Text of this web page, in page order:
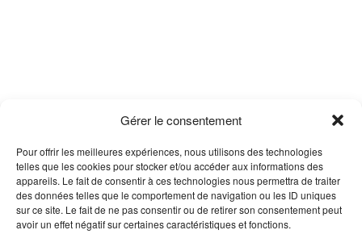
Gérer le consentement
Pour offrir les meilleures expériences, nous utilisons des technologies
telles que les cookies pour stocker et/ou accéder aux informations des
appareils. Le fait de consentir à ces technologies nous permettra de traiter
des données telles que le comportement de navigation ou les ID uniques
sur ce site. Le fait de ne pas consentir ou de retirer son consentement peut
avoir un effet négatif sur certaines caractéristiques et fonctions.